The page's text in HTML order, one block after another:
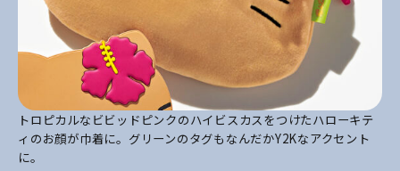
トロピカルなビビッドピンクのハイビスカスをつけたハローキテ
ィのお顔が巾着に。グリーンのタグもなんだかY2Kなアクセント
に。